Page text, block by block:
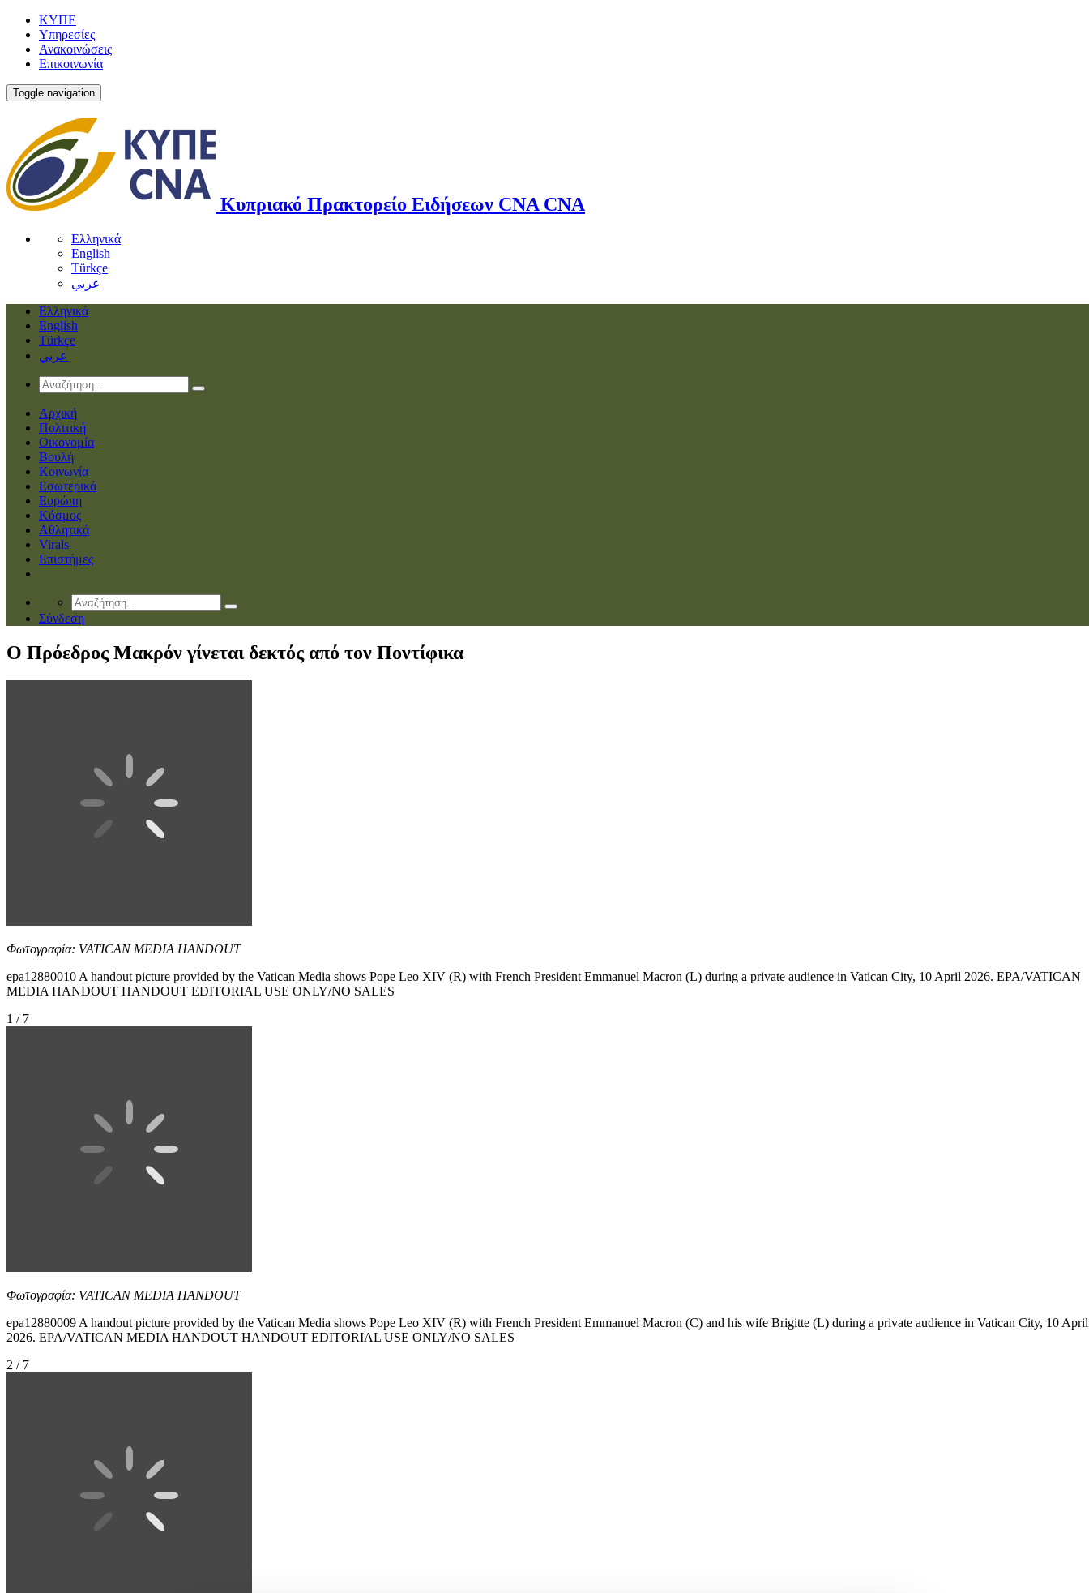
ΚΥΠΕ
Υπηρεσίες
Ανακοινώσεις
Επικοινωνία
Toggle navigation
Κυπριακό Πρακτορείο Ειδήσεων CNA CNA
Ελληνικά
English
Türkçe
عربي
Ελληνικά
English
Türkçe
عربي
Αρχική
Πολιτική
Οικονομία
Βουλή
Κοινωνία
Εσωτερικά
Ευρώπη
Κόσμος
Αθλητικά
Virals
Επιστήμες
Σύνδεση
Ο Πρόεδρος Μακρόν γίνεται δεκτός από τον Ποντίφικα
Φωτογραφία: VATICAN MEDIA HANDOUT
epa12880010 A handout picture provided by the Vatican Media shows Pope Leo XIV (R) with French President Emmanuel Macron (L) during a private audience in Vatican City, 10 April 2026. EPA/VATICAN
MEDIA HANDOUT HANDOUT EDITORIAL USE ONLY/NO SALES
1 / 7
Φωτογραφία: VATICAN MEDIA HANDOUT
epa12880009 A handout picture provided by the Vatican Media shows Pope Leo XIV (R) with French President Emmanuel Macron (C) and his wife Brigitte (L) during a private audience in Vatican City, 10 April
2026. EPA/VATICAN MEDIA HANDOUT HANDOUT EDITORIAL USE ONLY/NO SALES
2 / 7